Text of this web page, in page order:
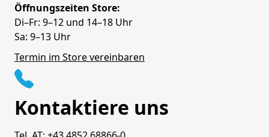
Öffnungszeiten Store:
Di–Fr: 9–12 und 14–18 Uhr
Sa: 9–13 Uhr
Termin im Store vereinbaren
Kontaktiere uns